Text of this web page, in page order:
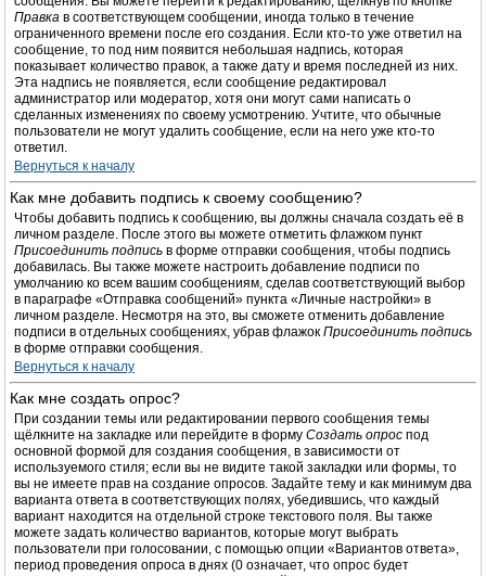
Правка в соответствующем сообщении, иногда только в течение
ограниченного времени после его создания. Если кто-то уже ответил на
сообщение, то под ним появится небольшая надпись, которая
показывает количество правок, а также дату и время последней из них.
Эта надпись не появляется, если сообщение редактировал
администратор или модератор, хотя они могут сами написать о
сделанных изменениях по своему усмотрению. Учтите, что обычные
пользователи не могут удалить сообщение, если на него уже кто-то
ответил.
Вернуться к началу
Как мне добавить подпись к своему сообщению?
Чтобы добавить подпись к сообщению, вы должны сначала создать её в
личном разделе. После этого вы можете отметить флажком пункт
Присоединить подпись в форме отправки сообщения, чтобы подпись
добавилась. Вы также можете настроить добавление подписи по
умолчанию ко всем вашим сообщениям, сделав соответствующий выбор
в параграфе «Отправка сообщений» пункта «Личные настройки» в
личном разделе. Несмотря на это, вы сможете отменить добавление
подписи в отдельных сообщениях, убрав флажок Присоединить подпись
в форме отправки сообщения.
Вернуться к началу
Как мне создать опрос?
При создании темы или редактировании первого сообщения темы
щёлкните на закладке или перейдите в форму Создать опрос под
основной формой для создания сообщения, в зависимости от
используемого стиля; если вы не видите такой закладки или формы, то
вы не имеете прав на создание опросов. Задайте тему и как минимум два
варианта ответа в соответствующих полях, убедившись, что каждый
вариант находится на отдельной строке текстового поля. Вы также
можете задать количество вариантов, которые могут выбрать
пользователи при голосовании, с помощью опции «Вариантов ответа»,
период проведения опроса в днях (0 означает, что опрос будет